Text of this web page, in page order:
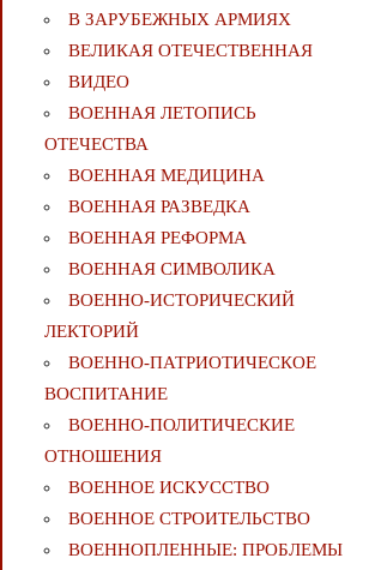
В ЗАРУБЕЖНЫХ АРМИЯХ
ВЕЛИКАЯ ОТЕЧЕСТВЕННАЯ
ВИДЕО
ВОЕННАЯ ЛЕТОПИСЬ
ОТЕЧЕСТВА
ВОЕННАЯ МЕДИЦИНА
ВОЕННАЯ РАЗВЕДКА
ВОЕННАЯ РЕФОРМА
ВОЕННАЯ СИМВОЛИКА
ВОЕННО-ИСТОРИЧЕСКИЙ
ЛЕКТОРИЙ
ВОЕННО-ПАТРИОТИЧЕСКОЕ
ВОСПИТАНИЕ
ВОЕННО-ПОЛИТИЧЕСКИE
ОТНОШЕНИЯ
ВОЕННОЕ ИСКУССТВО
ВОЕННОЕ СТРОИТЕЛЬСТВО
ВОЕННОПЛЕННЫЕ: ПРОБЛЕМЫ